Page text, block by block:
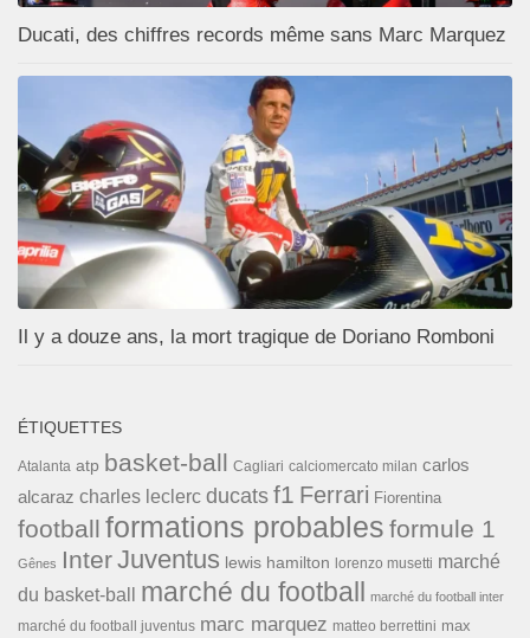
Ducati, des chiffres records même sans Marc Marquez
Il y a douze ans, la mort tragique de Doriano Romboni
ÉTIQUETTES
Atalanta atp basket-ball Cagliari calciomercato milan carlos
alcaraz charles leclerc ducats f1 Ferrari Fiorentina
football formations probables formule 1
Gênes InterJuventus lewis hamilton lorenzo musetti marché
du basket-ball
marché du football marché du football inter
marché du football juventus marc marquez matteo berrettini max